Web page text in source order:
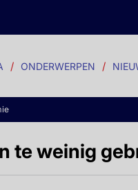
ONDERWERPEN
te weinig